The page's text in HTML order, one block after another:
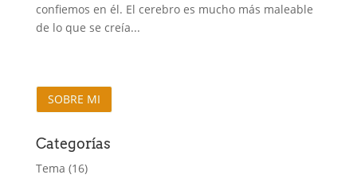
confiemos en él. El cerebro es mucho más maleable
de lo que se creía...
SOBRE MI
Categorías
Tema (16)